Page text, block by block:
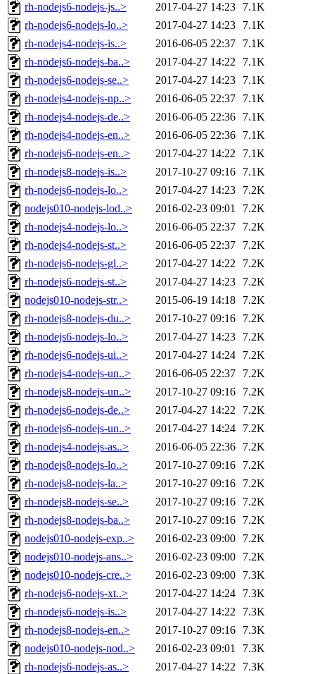
rh-nodejs6-nodejs-js..> 2017-04-27 14:23
7.1K
rh-nodejs6-nodejs-lo..>
2017-04-27 14:23
7.1K
rh-nodejs4-nodejs-is..>
2016-06-05 22:37
7.1K
rh-nodejs6-nodejs-ba..>
2017-04-27 14:22
7.1K
rh-nodejs6-nodejs-se..>
2017-04-27 14:23
7.1K
rh-nodejs4-nodejs-np..>
2016-06-05 22:37
7.1K
rh-nodejs4-nodejs-de..>
2016-06-05 22:36
7.1K
rh-nodejs4-nodejs-en..>
2016-06-05 22:36
7.1K
rh-nodejs6-nodejs-en..>
2017-04-27 14:22
7.1K
rh-nodejs8-nodejs-is..>
2017-10-27 09:16
7.1K
rh-nodejs6-nodejs-lo..>
2017-04-27 14:23
7.2K
nodejs010-nodejs-lod..>
2016-02-23 09:01
7.2K
rh-nodejs4-nodejs-lo..>
2016-06-05 22:37
7.2K
rh-nodejs4-nodejs-st..>
2016-06-05 22:37
7.2K
rh-nodejs6-nodejs-gl..>
2017-04-27 14:22
7.2K
rh-nodejs6-nodejs-st..>
2017-04-27 14:23
7.2K
nodejs010-nodejs-str..>
2015-06-19 14:18
7.2K
rh-nodejs8-nodejs-du..>
2017-10-27 09:16
7.2K
rh-nodejs6-nodejs-lo..>
2017-04-27 14:23
7.2K
rh-nodejs6-nodejs-ui..>
2017-04-27 14:24
7.2K
rh-nodejs4-nodejs-un..>
2016-06-05 22:37
7.2K
rh-nodejs8-nodejs-un..>
2017-10-27 09:16
7.2K
rh-nodejs6-nodejs-de..>
2017-04-27 14:22
7.2K
rh-nodejs6-nodejs-un..>
2017-04-27 14:24
7.2K
rh-nodejs4-nodejs-as..>
2016-06-05 22:36
7.2K
rh-nodejs8-nodejs-lo..>
2017-10-27 09:16
7.2K
rh-nodejs8-nodejs-la..>
2017-10-27 09:16
7.2K
rh-nodejs8-nodejs-se..>
2017-10-27 09:16
7.2K
rh-nodejs8-nodejs-ba..>
2017-10-27 09:16
7.2K
nodejs010-nodejs-exp..>
2016-02-23 09:00
7.2K
nodejs010-nodejs-ans..>
2016-02-23 09:00
7.2K
nodejs010-nodejs-cre..>
2016-02-23 09:00
7.3K
rh-nodejs6-nodejs-xt..>
2017-04-27 14:24
7.3K
rh-nodejs6-nodejs-is..>
2017-04-27 14:22
7.3K
rh-nodejs8-nodejs-en..>
2017-10-27 09:16
7.3K
nodejs010-nodejs-nod..>
2016-02-23 09:01
7.3K
rh-nodejs6-nodejs-as..>
2017-04-27 14:22
7.3K